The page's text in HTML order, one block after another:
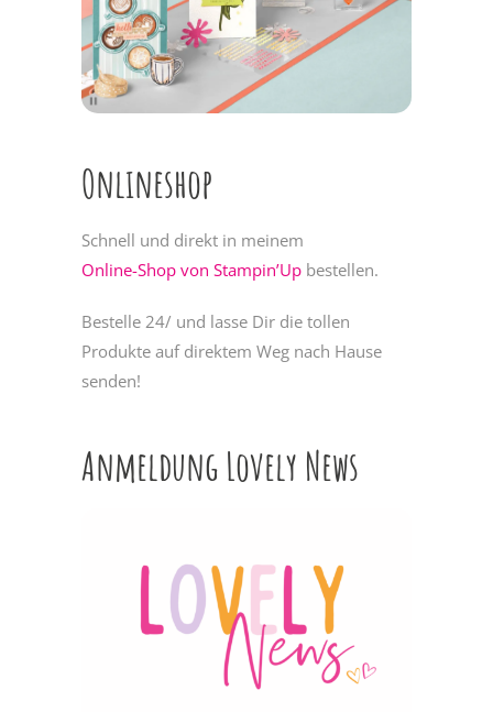
Onlineshop
Schnell und direkt in meinem
Online-Shop von Stampin’Up bestellen.
Bestelle 24/ und lasse Dir die tollen
Produkte auf direktem Weg nach Hause
senden!
Anmeldung Lovely News